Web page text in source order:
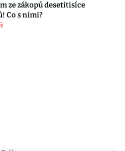
ze zákopů desetitisíce
Co s nimi?